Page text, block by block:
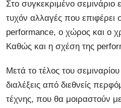
Στο συγκεκριμένο σεμινάριο
τυχόν αλλαγές που επιφέρει
performance, ο χώρος και ο
Καθώς και η σχέση της
Μετά το τέλος του
διαλέξεις από διεθνείς
τέχνης, που θα μοιραστούν